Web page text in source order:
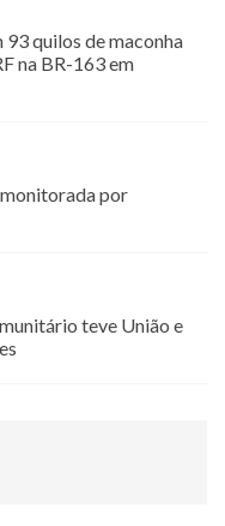
quilos de maconha
na BR-163 em
por
teve União e